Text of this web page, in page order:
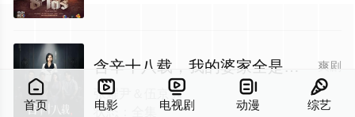
爽剧
含辛十八载，我的婆家全是假的
张耀尹＆伍京隽
状态：全集

首页

电影

电视剧

动漫

综艺